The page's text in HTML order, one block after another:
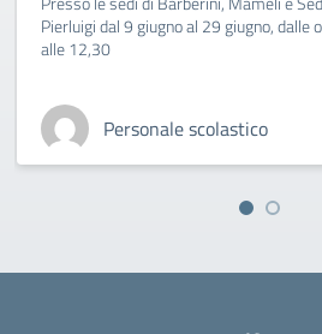
Pierluigi dal 9 giugno al 29 giugno, dalle
alle 12,30
Personale scolastico